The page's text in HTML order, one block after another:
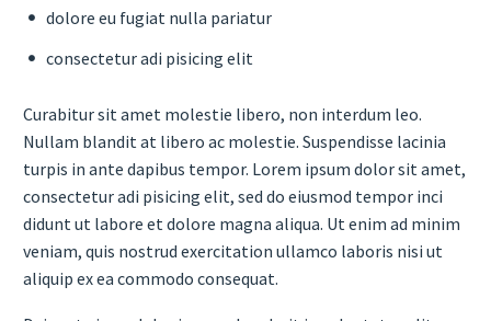
dolore eu fugiat nulla pariatur
consectetur adi pisicing elit
Curabitur sit amet molestie libero, non interdum leo.
Nullam blandit at libero ac molestie. Suspendisse lacinia
turpis in ante dapibus tempor. Lorem ipsum dolor sit amet,
consectetur adi pisicing elit, sed do eiusmod tempor inci
didunt ut labore et dolore magna aliqua. Ut enim ad minim
veniam, quis nostrud exercitation ullamco laboris nisi ut
aliquip ex ea commodo consequat.